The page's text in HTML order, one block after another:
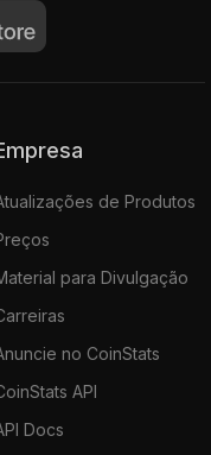
Empresa
de Produtos
para Divulgação
no CoinStats
API
Docs